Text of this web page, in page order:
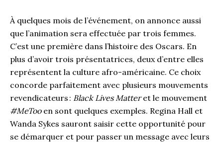
À quelques mois de l’événement, on annonce aussi
que l’animation sera effectuée par trois femmes.
C’est une première dans l’histoire des Oscars. En
plus d’avoir trois présentatrices, deux d’entre elles
représentent la culture afro-américaine. Ce choix
concorde parfaitement avec plusieurs mouvements
revendicateurs : Black Lives Matteret le mouvement
#MeTooen sont quelques exemples. Regina Hall et
Wanda Sykes sauront saisir cette opportunité pour
se démarquer et pour passer un message avec leurs